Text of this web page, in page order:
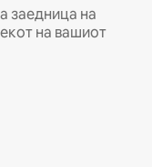
заедница на
на вашиот